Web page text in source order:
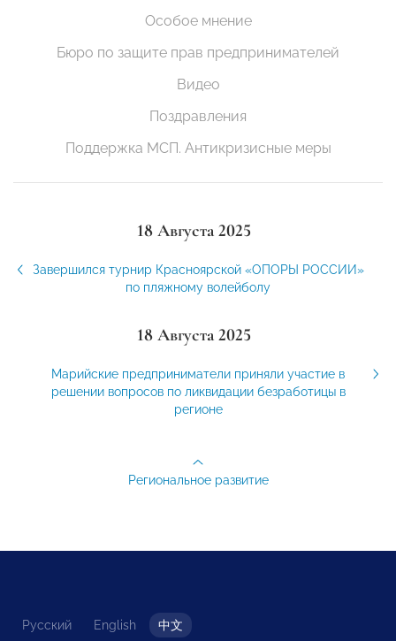
Особое мнение
Бюро по защите прав предпринимателей
Видео
Поздравления
Поддержка МСП. Антикризисные меры
18 Августа 2025
Завершился турнир Красноярской «ОПОРЫ РОССИИ»
по пляжному волейболу
18 Августа 2025
Марийские предприниматели приняли участие в
решении вопросов по ликвидации безработицы в
регионе
Региональное развитие
Русский English 中文